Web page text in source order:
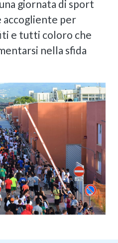
giornata di sport
accogliente per
e tutti coloro che
nella sfida